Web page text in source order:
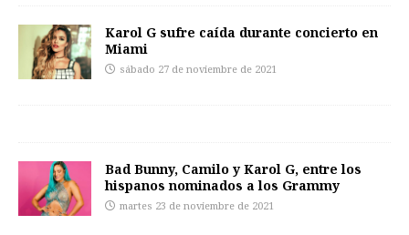
Karol G sufre caída durante concierto en
Miami
sábado 27 de noviembre de 2021
Bad Bunny, Camilo y Karol G, entre los
hispanos nominados a los Grammy
martes 23 de noviembre de 2021